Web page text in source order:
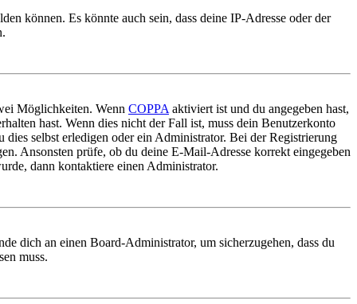
können. Es könnte auch sein, dass deine IP-Adresse oder der
Möglichkeiten. Wenn COPPA aktiviert ist und du angegeben hast,
hast. Wenn dies nicht der Fall ist, muss dein Benutzerkonto
selbst erledigen oder ein Administrator. Bei der Registrierung
Ansonsten prüfe, ob du deine E-Mail-Adresse korrekt eingegeben
dann kontaktiere einen Administrator.
dich an einen Board-Administrator, um sicherzugehen, dass du
muss.